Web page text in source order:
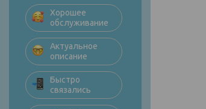
Хорошее
обслуживание
Актуальное
описание
Быстро
связались